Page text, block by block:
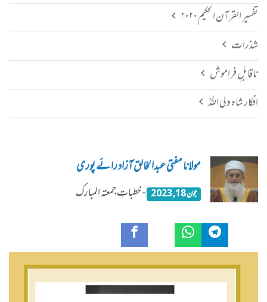
تفسیر القرآن الحکیم ۲۰۲۰
شذرات
ناقابلِ فراموش
افکار شاہ ولی اللہؒ
مولانا مفتی عبدالخالق آزاد رائے پوری
جون 18, 2023 - خطباتِ جمعتہ المبارک